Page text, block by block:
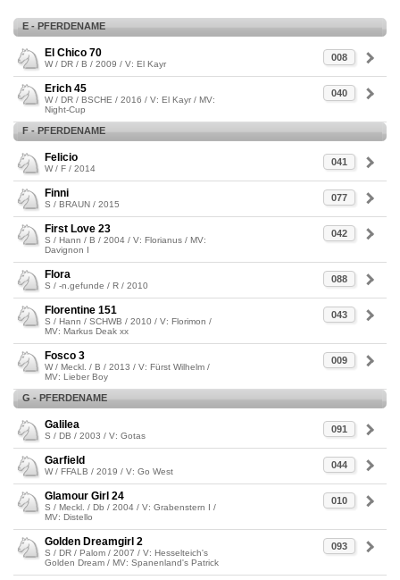
E - PFERDENAME
008
El Chico 70
W / DR / B / 2009 / V: El Kayr
040
Erich 45
W / DR / BSCHE / 2016 / V: El Kayr / MV:
Night-Cup
F - PFERDENAME
041
Felicio
W / F / 2014
077
Finni
S / BRAUN / 2015
042
First Love 23
S / Hann / B / 2004 / V: Florianus / MV:
Davignon I
088
Flora
S / -n.gefunde / R / 2010
043
Florentine 151
S / Hann / SCHWB / 2010 / V: Florimon /
MV: Markus Deak xx
009
Fosco 3
W / Meckl. / B / 2013 / V: Fürst Wilhelm /
MV: Lieber Boy
G - PFERDENAME
091
Galilea
S / DB / 2003 / V: Gotas
044
Garfield
W / FFALB / 2019 / V: Go West
010
Glamour Girl 24
S / Meckl. / Db / 2004 / V: Grabenstern I /
MV: Distello
093
Golden Dreamgirl 2
S / DR / Palom / 2007 / V: Hesselteich's
Golden Dream / MV: Spanenland's Patrick